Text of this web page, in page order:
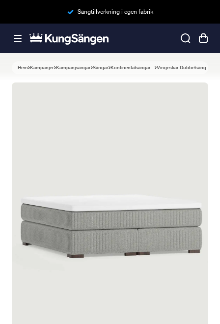
Sängtillverkning i egen fabrik
Hem Kampanjer Kampanjsängar Sängar Kontinentalsängar Vingeskär Dubbelsäng